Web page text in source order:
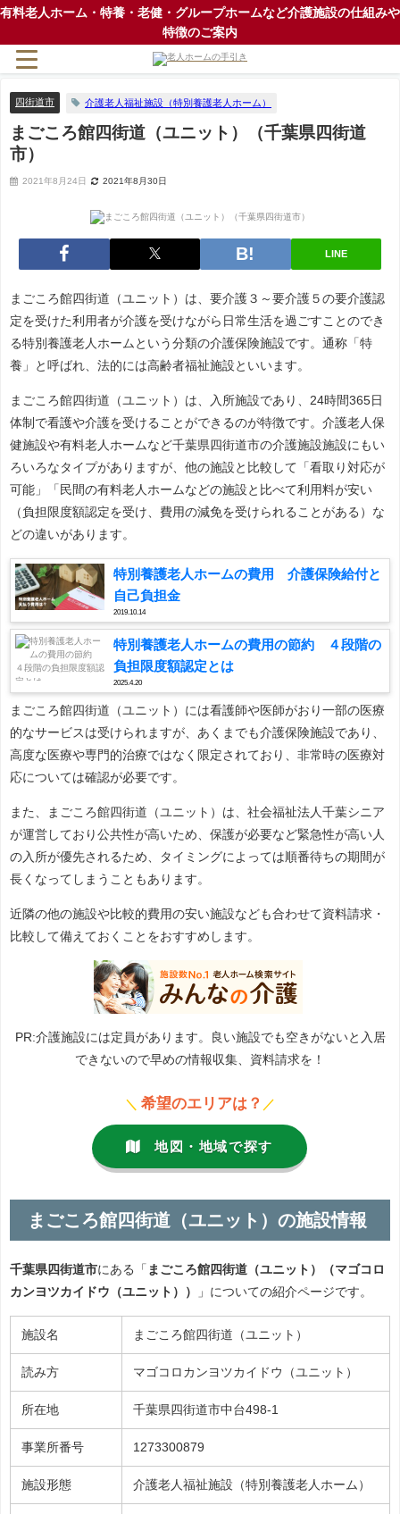
有料老人ホーム・特養・老健・グループホームなど介護施設の仕組みや
特徴のご案内
四街道市 介護老人福祉施設（特別養護老人ホーム）
まごころ館四街道（ユニット）（千葉県四街道
市）
2021年8月24日 2021年8月30日
LINE
まごころ館四街道（ユニット）は、要介護３～要介護５の要介護認
定を受けた利用者が介護を受けながら日常生活を過ごすことのでき
る特別養護老人ホームという分類の介護保険施設です。通称「特
養」と呼ばれ、法的には高齢者福祉施設といいます。
まごころ館四街道（ユニット）は、入所施設であり、24時間365日
体制で看護や介護を受けることができるのが特徴です。介護老人保
健施設や有料老人ホームなど千葉県四街道市の介護施設施設にもい
ろいろなタイプがありますが、他の施設と比較して「看取り対応が
可能」「民間の有料老人ホームなどの施設と比べて利用料が安い
（負担限度額認定を受け、費用の減免を受けられることがある）な
どの違いがあります。
特別養護老人ホームの費用 介護保険給付と
自己負担金
2019.10.14
特別養護老人ホームの費用の節約 ４段階の
負担限度額認定とは
2025.4.20
まごころ館四街道（ユニット）には看護師や医師がおり一部の医療
的なサービスは受けられますが、あくまでも介護保険施設であり、
高度な医療や専門的治療ではなく限定されており、非常時の医療対
応については確認が必要です。
また、まごころ館四街道（ユニット）は、社会福祉法人千葉シニア
が運営しており公共性が高いため、保護が必要など緊急性が高い人
の入所が優先されるため、タイミングによっては順番待ちの期間が
長くなってしまうこともあります。
近隣の他の施設や比較的費用の安い施設なども合わせて資料請求・
比較して備えておくことをおすすめします。
PR:介護施設には定員があります。良い施設でも空きがないと入居
できないので早めの情報収集、資料請求を！
＼ 希望のエリアは？ ／
地図・地域で探す
まごころ館四街道（ユニット）の施設情報
千葉県四街道市にある「 まごころ館四街道（ユニット）（マゴコロ
カンヨツカイドウ（ユニット））
」についての紹介ページです。
施設名 まごころ館四街道（ユニット）
読み方 マゴコロカンヨツカイドウ（ユニット）
所在地 千葉県四街道市中台498-1
事業所番号 1273300879
施設形態 介護老人福祉施設（特別養護老人ホーム）